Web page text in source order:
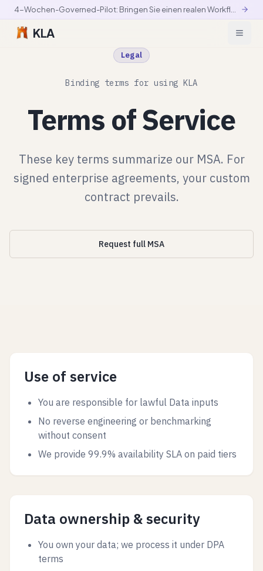
KLA
Legal
Binding terms for using KLA
Terms of Service
These key terms summarize our MSA. For
signed enterprise agreements, your custom
contract prevails.
Request full MSA
Use of service
You are responsible for lawful Data inputs
No reverse engineering or benchmarking
without consent
We provide 99.9% availability SLA on paid tiers
Data ownership & security
You own your data; we process it under DPA
terms